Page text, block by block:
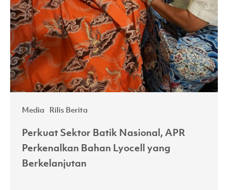
Media Rilis Berita
APR
Perkenalkan
Bahan
Lyocell
yang
Berkelanjutan
Perkuat Sektor Batik Nasional, APR
Perkenalkan Bahan Lyocell yang
Berkelanjutan